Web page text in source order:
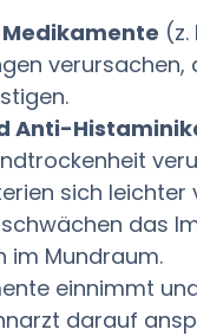
verursachen,
Anti-
sich leichter
schwächen das
im Mundraum.
einnimmt
darauf